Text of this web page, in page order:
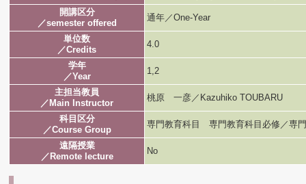
開講区分
／semester offered
通年／One-Year
単位数
／Credits
4.0
学年
／Year
1,2
主担当教員
／Main Instructor
桃原 一彦／Kazuhiko TOUBARU
科目区分
／Course Group
専門教育科目 専門教育科目必修／専
遠隔授業
／Remote lecture
No